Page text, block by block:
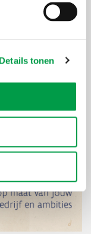
Details tonen
te kijken. Je ontdekt
zetten.”